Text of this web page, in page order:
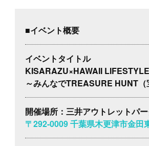
■イベント概要
イベントタイトル
KISARAZU×HAWAII
～みんなでTREASURE HUNT
開催場所：三井アウトレット
〒292-0009 千葉県木更津市金田